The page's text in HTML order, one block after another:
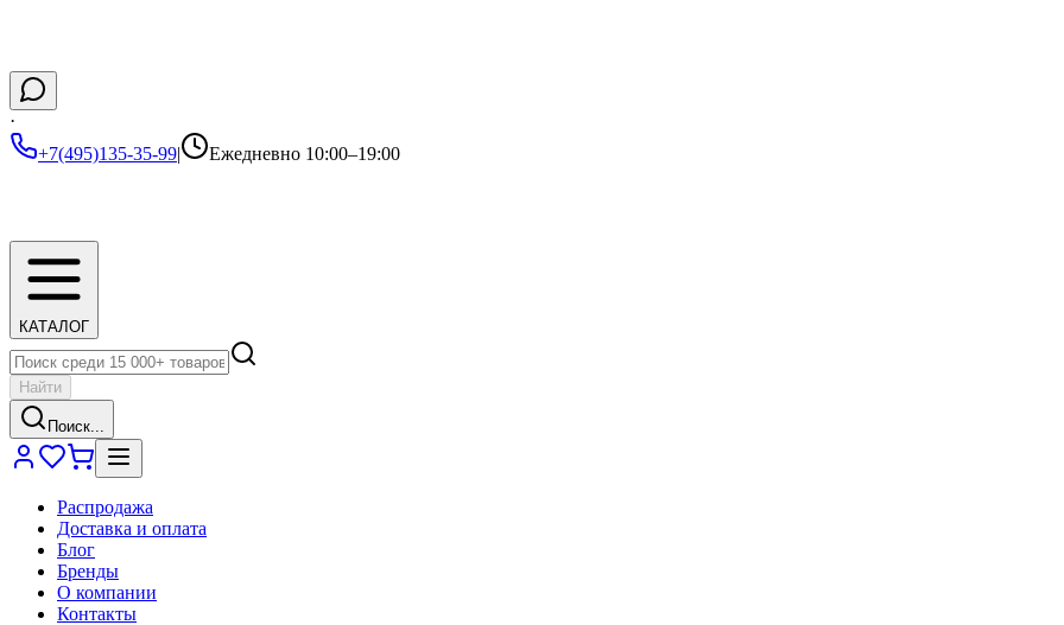
·
+7(495)135-35-99| Ежедневно 10:00–19:00
КАТАЛОГ
Найти
Поиск...
Распродажа
Доставка и оплата
Блог
Бренды
О компании
Контакты